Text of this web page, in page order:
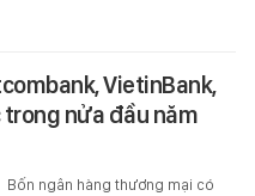
VietinBank,
trong nửa đầu năm
Bốn ngân hàng thương mại có